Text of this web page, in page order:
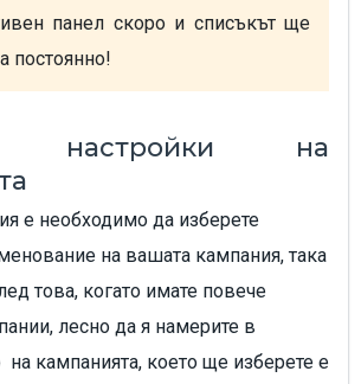
панел скоро и списъкът ще
постоянно!
настройки на
е необходимо да изберете
на вашата кампания, така
това, когато имате повече
лесно да я намерите в
кампанията, което ще изберете е